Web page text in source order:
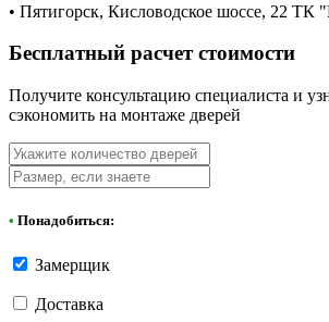
• Пятигорск, Кисловодское шоссе, 22
Бесплатный расчет стоимости
Получите консультацию специалиста и
сэкономить на монтаже дверей
• Понадобиться:
Замерщик
Доставка